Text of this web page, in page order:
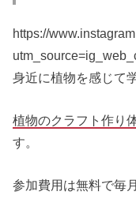
https://
身近に植物を感じて
植物のクラフト作り
す。
参加費用は無料で毎